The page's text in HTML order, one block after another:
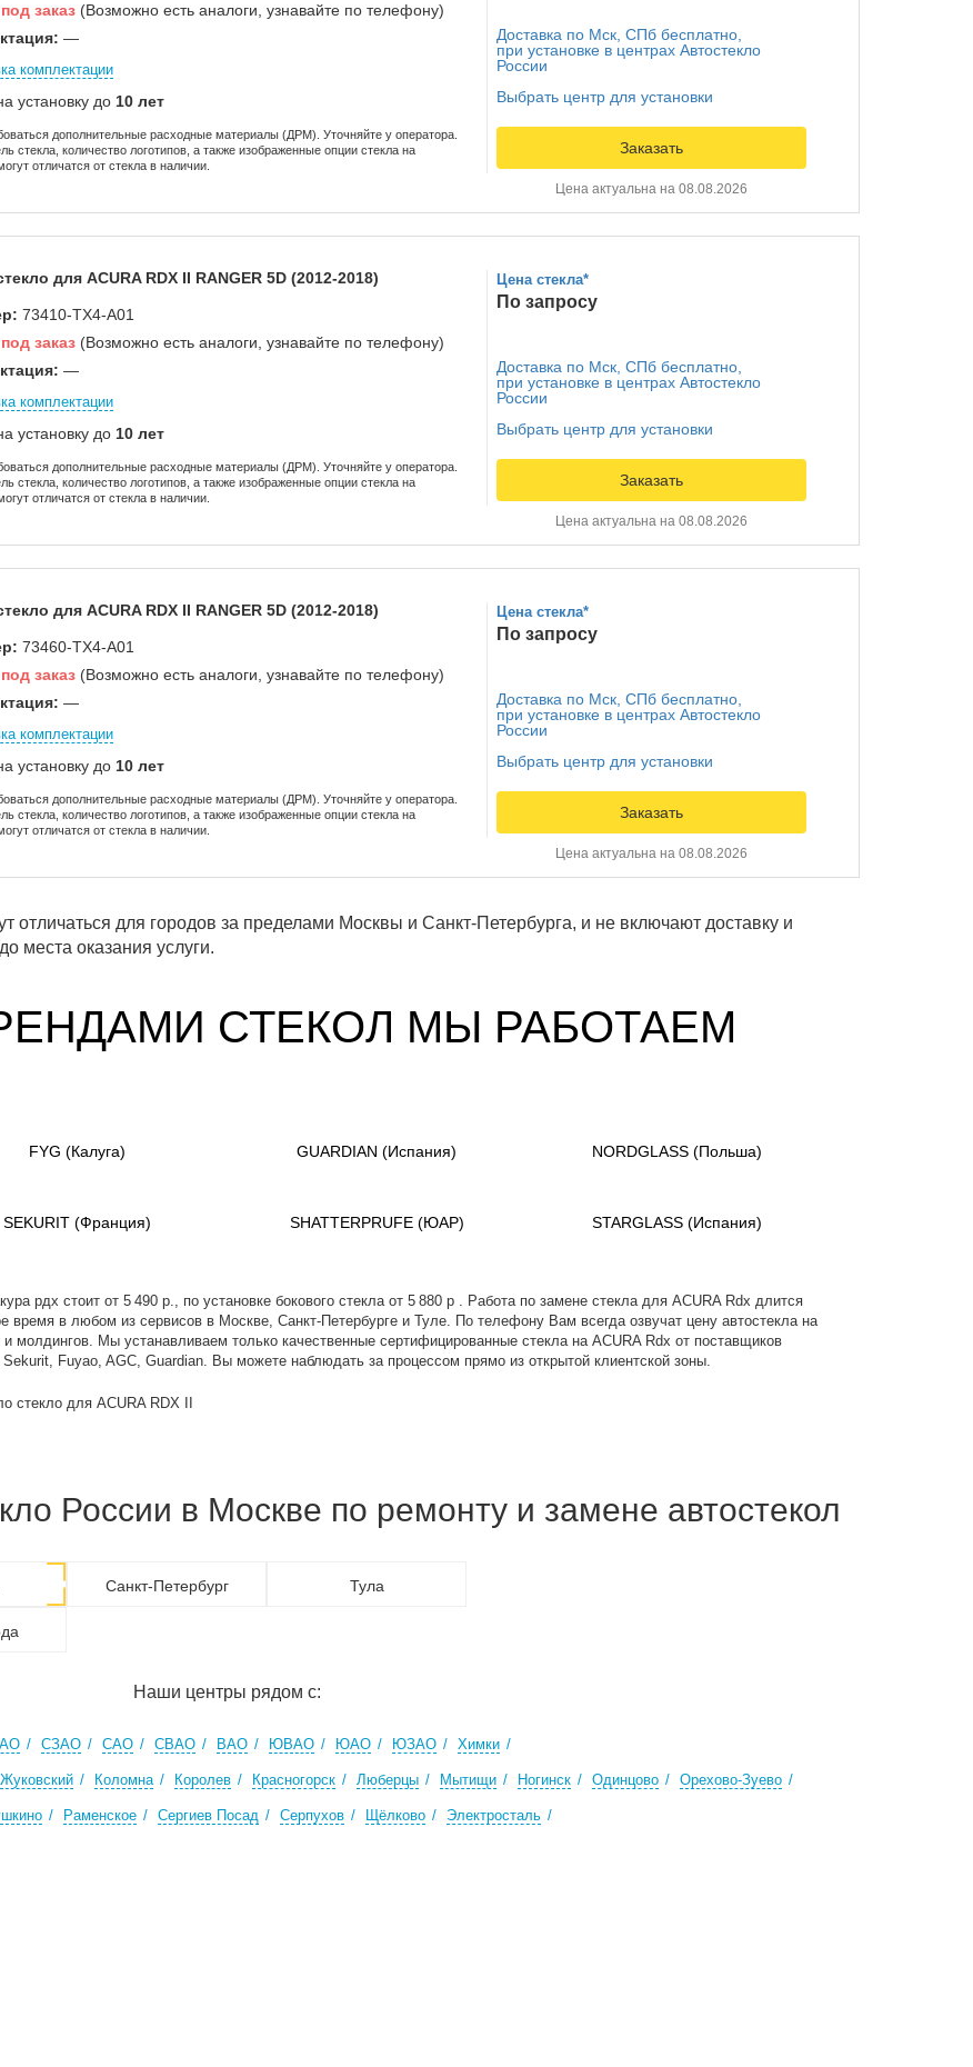
под заказ(Возможно есть аналоги, узнавайте по телефону)
—
комплектации
установку до 10 лет
дополнительные расходные материалы (ДРМ). Уточняйте у оператора.
стекла, количество логотипов, а также изображенные опции стекла на
отличатся от стекла в наличии.
Доставка по Мск, СПб бесплатно,
при установке в центрах Автостекло
России
Выбрать центр для установки
Заказать
Цена актуальна на 08.08.2026
для ACURA RDX II RANGER 5D (2012-2018)
73410-TX4-A01
под заказ(Возможно есть аналоги, узнавайте по телефону)
—
комплектации
установку до 10 лет
дополнительные расходные материалы (ДРМ). Уточняйте у оператора.
стекла, количество логотипов, а также изображенные опции стекла на
отличатся от стекла в наличии.
Цена стекла*
По запросу
Доставка по Мск, СПб бесплатно,
при установке в центрах Автостекло
России
Выбрать центр для установки
Заказать
Цена актуальна на 08.08.2026
для ACURA RDX II RANGER 5D (2012-2018)
73460-TX4-A01
под заказ(Возможно есть аналоги, узнавайте по телефону)
—
комплектации
установку до 10 лет
дополнительные расходные материалы (ДРМ). Уточняйте у оператора.
стекла, количество логотипов, а также изображенные опции стекла на
отличатся от стекла в наличии.
Цена стекла*
По запросу
Доставка по Мск, СПб бесплатно,
при установке в центрах Автостекло
России
Выбрать центр для установки
Заказать
Цена актуальна на 08.08.2026
отличаться для городов за пределами Москвы и Санкт-Петербурга, и не включают доставку и
места оказания услуги.
СТЕКОЛ МЫ РАБОТАЕМ
FYG (Калуга) GUARDIAN (Испания) NORDGLASS (Польша)
SEKURIT (Франция) SHATTERPRUFE (ЮАР) STARGLASS (Испания)
рдх стоит от 5 490 р., по установке бокового стекла от 5 880 р . Работа по замене стекла для ACURA Rdx длится
время в любом из сервисов в Москве, Санкт-Петербурге и Туле. По телефону Вам всегда озвучат цену автостекла на
молдингов. Мы устанавливаем только качественные сертифицированные стекла на ACURA Rdx от поставщиков
Fuyao, AGC, Guardian. Вы можете наблюдать за процессом прямо из открытой клиентской зоны.
стекло для ACURA RDX II
России в Москве по ремонту и замене автостекол
Санкт-Петербург Тула
Наши центры рядом с:
СЗАО САО СВАО ВАО ЮВАО ЮАО ЮЗАО Химки
Жуковский Коломна Королев Красногорск Люберцы Мытищи Ногинск Одинцово Орехово-Зуево
Раменское Сергиев Посад Серпухов Щёлково Электросталь